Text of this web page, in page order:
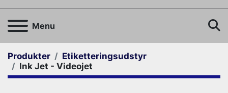
Menu
Produkter
Etiketteringsudstyr
Ink Jet - Videojet